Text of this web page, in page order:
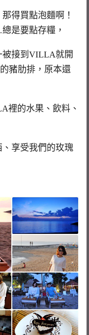
得買點泡麵啊！
是要點存糧，
被接到VILLA就開
豬肋排，原本還
裡的水果、飲料、
享受我們的玫瑰